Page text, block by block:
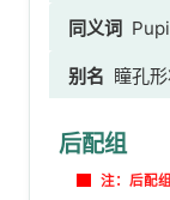
则、瞳孔
translation]
同义词
pupils
别名 瞳孔
后配组
注：后配